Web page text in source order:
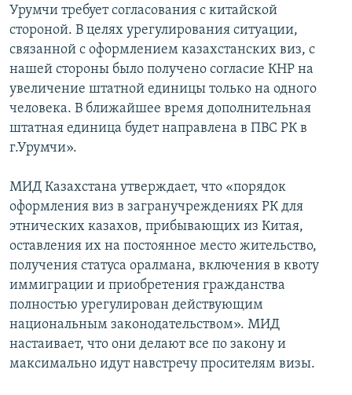
Урумчи требует согласования с китайской
стороной. В целях урегулирования ситуации,
связанной с оформлением казахстанских виз, с
нашей стороны было получено согласие КНР на
увеличение штатной единицы только на одного
человека. В ближайшее время дополнительная
штатная единица будет направлена в ПВС РК в
г.Урумчи».
МИД Казахстана утверждает, что «порядок
оформления виз в загранучреждениях РК для
этнических казахов, прибывающих из Китая,
оставления их на постоянное место жительство,
получения статуса оралмана, включения в квоту
иммиграции и приобретения гражданства
полностью урегулирован действующим
национальным законодательством». МИД
настаивает, что они делают все по закону и
максимально идут навстречу просителям визы.